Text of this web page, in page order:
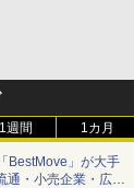
1週間 1カ月
BestMove」が大手
・小売企業・広告